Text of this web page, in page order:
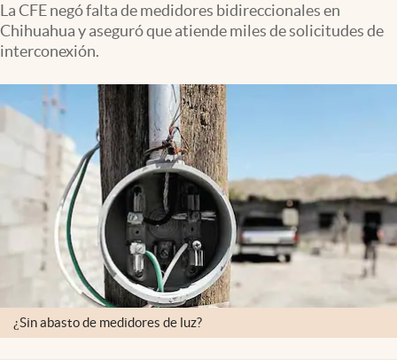
Tv
Clima
Espiritualidad
Mediakit
abre en nueva pestaña
México
La CFE negó falta de medidores bidireccionales en
Chihuahua y aseguró que atiende miles de solicitudes de
interconexión.
¿Sin abasto de medidores de luz?